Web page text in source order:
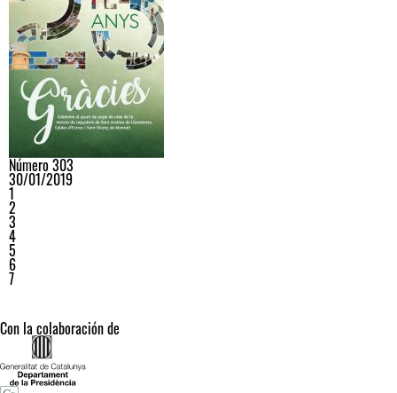
Número 303
30/01/2019
1
2
3
4
5
6
7
Con la colaboración de